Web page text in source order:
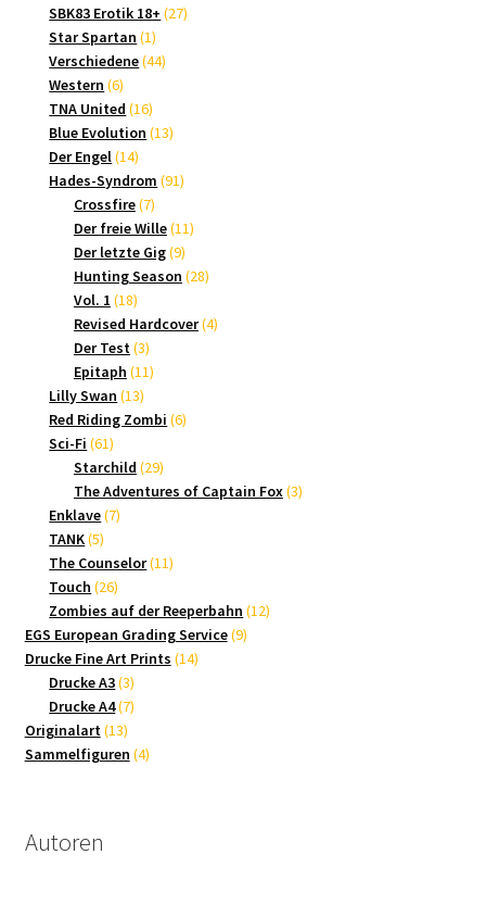
Produkte
SBK83 Erotik 18+ 2727
Star Spartan 11
Produkt
Verschiedene 4444
Western 66
Produkte
TNA United 1616
Produkte
Blue Evolution 1313
Der Engel 1414
Produkte
Hades-Syndrom 9191
Crossfire 77
Produkte
Der freie Wille 1111
Der letzte Gig 99
Produkte
Hunting Season 2828
Vol. 1 1818
Produkte
Revised Hardcover 44
Der Test 33
Produkte
Epitaph 1111
Lilly Swan 1313
Produkte
Red Riding Zombi 66
Sci-Fi 6161
Produkte
Starchild 2929
Produkte
The Adventures of Captain Fox 33
Enklave 77
TANK 55
Produkte
The Counselor 1111
Touch 2626
Produkte
Zombies auf der Reeperbahn 1212
EGS European Grading Service 99
Drucke Fine Art Prints 1414
Drucke A3 33
Produkte
Drucke A4 77
Originalart 1313
Produkte
Sammelfiguren 44
Autoren